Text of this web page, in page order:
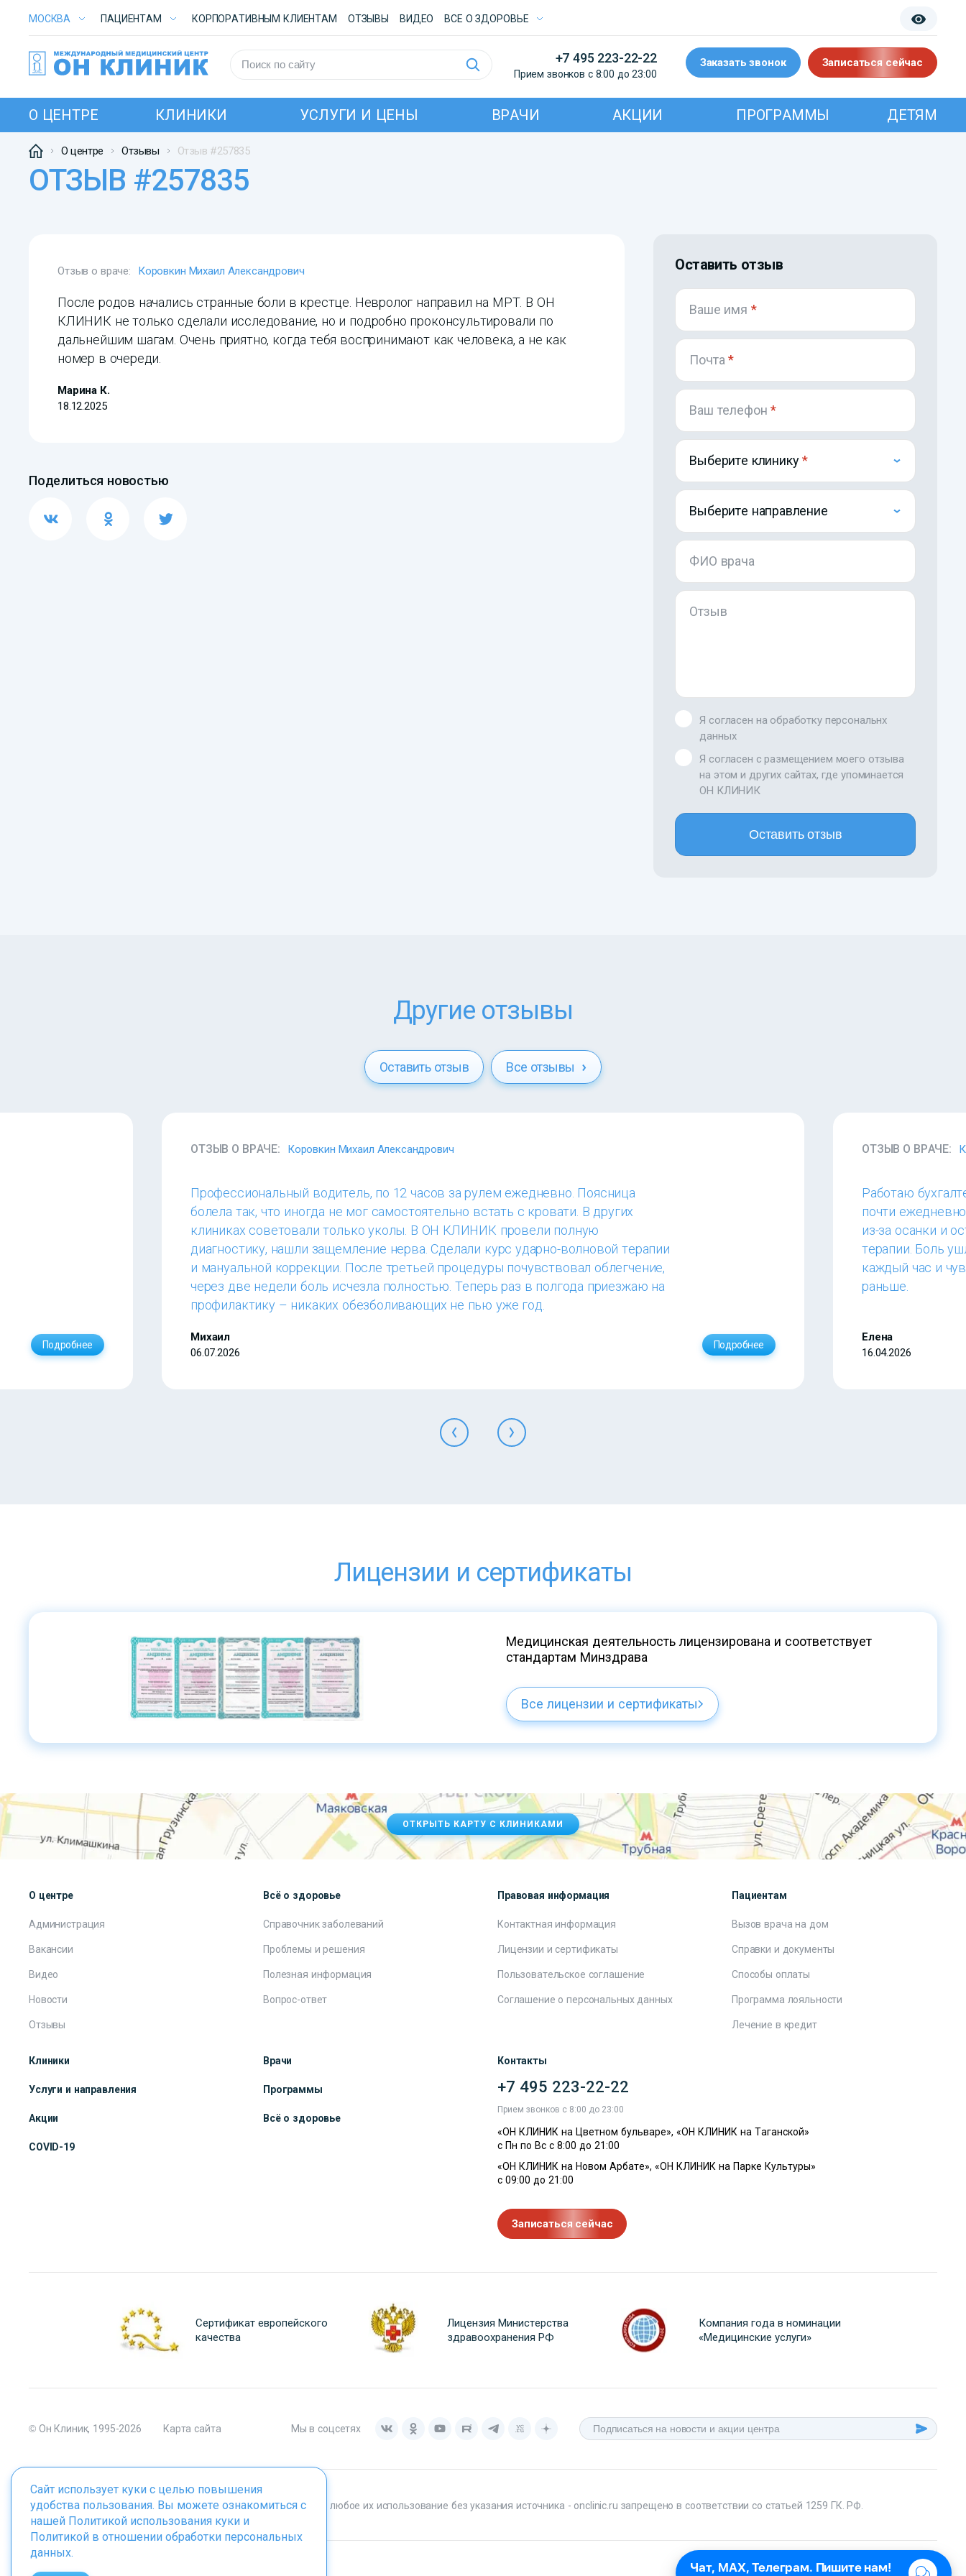
МОСКВА ПАЦИЕНТАМ КОРПОРАТИВНЫМ КЛИЕНТАМ ОТЗЫВЫ ВИДЕО ВСE О ЗДОРОВЬЕ
+7 495 223-22-22
Прием звонков с 8:00 до 23:00
Заказать звонок Записаться сейчас
О ЦЕНТРЕ КЛИНИКИ УСЛУГИ И ЦЕНЫ ВРАЧИ АКЦИИ ПРОГРАММЫ ДЕТЯМ
О центре Отзывы Отзыв #257835
ОТЗЫВ #257835
Отзыв о враче: Коровкин Михаил Александрович
После родов начались странные боли в крестце. Невролог направил на МРТ. В ОН
КЛИНИК не только сделали исследование, но и подробно проконсультировали по
дальнейшим шагам. Очень приятно, когда тебя воспринимают как человека, а не как
номер в очереди.
Марина К.
18.12.2025
Поделиться новостью
Оставить отзыв
Ваше имя *
Почта*
Ваш телефон*
Выберите клинику
Выберите направление
ФИО врача
Отзыв
Я согласен на обработку персональнх
данных
Я согласен с размещением моего отзыва
на этом и других сайтах, где упоминается
ОН КЛИНИК
Оставить отзыв
Другие отзывы
Оставить отзыв Все отзывы
Подробнее
ОТЗЫВ О ВРАЧЕ: Коровкин Михаил Александрович
Профессиональный водитель, по 12 часов за рулем ежедневно. Поясница
болела так, что иногда не мог самостоятельно встать с кровати. В других
клиниках советовали только уколы. В ОН КЛИНИК провели полную
диагностику, нашли защемление нерва. Сделали курс ударно-волновой терапии
и мануальной коррекции. После третьей процедуры почувствовал облегчение,
через две недели боль исчезла полностью. Теперь раз в полгода приезжаю на
профилактику – никаких обезболивающих не пью уже год.
Михаил
06.07.2026
Подробнее
ОТЗЫВ О ВРАЧЕ:
Работаю
почти
из-за осанки и
терапии. Боль
каждый час и
раньше.
Елена
16.04.2026
Лицензии и сертификаты
Медицинская деятельность лицензирована и соответствует
стандартам Минздрава
Все лицензии и сертификаты
ОТКРЫТЬ КАРТУ С КЛИНИКАМИ
О центре
Администрация
Вакансии
Видео
Новости
Отзывы
Всё о здоровье
Справочник заболеваний
Проблемы и решения
Полезная информация
Вопрос-ответ
Правовая информация
Контактная информация
Лицензии и сертификаты
Пользовательское соглашение
Соглашение о персональных данных
Пациентам
Вызов врача на дом
Справки и документы
Способы оплаты
Программа лояльности
Лечение в кредит
Клиники Врачи
Услуги и направления Программы
Акции Всё о здоровье
COVID-19
Контакты
+7 495 223-22-22
Прием звонков с 8:00 до 23:00
«ОН КЛИНИК на Цветном бульваре», «ОН КЛИНИК на Таганской»
с Пн по Вс с 8:00 до 21:00
«ОН КЛИНИК на Новом Арбате», «ОН КЛИНИК на Парке Культуры»
с 09:00 до 21:00
Записаться сейчас
Сертификат европейского
качества
Лицензия Министерства
здравоохранения РФ
Компания года в номинации
«Медицинские услуги»
© Он Клиник, 1995-2026 Карта сайта Мы в соцсетях
Материалы сайта являются собственностью ООО "Он Клиник", любое их использование без указания источника - onclinic.ru запрещено в соответствии со статьей 1259 ГК. РФ.
Сайт использует куки с целью повышения
удобства пользования. Вы можете ознакомиться с
нашей Политикой использования куки и
Политикой в отношении обработки персональных
данных.